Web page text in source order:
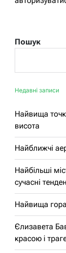
Пошук
Недавні записи
Найвища
висота
Найближчі
Найбільші
сучасні
Найвища
Єлизавета
красою і